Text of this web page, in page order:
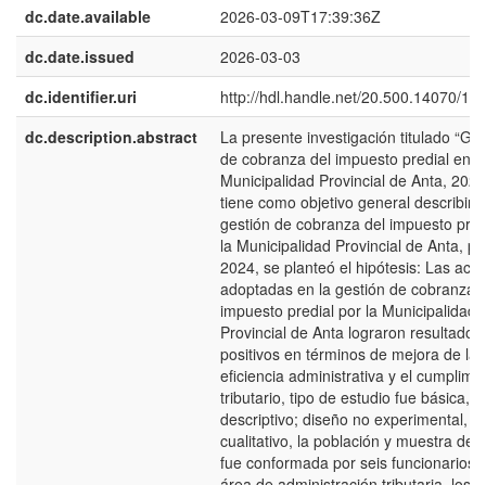
dc.date.available
2026-03-09T17:39:36Z
dc.date.issued
2026-03-03
dc.identifier.uri
http://hdl.handle.net/20.500.14070/
dc.description.abstract
La presente investigación titulado
de cobranza del impuesto predial en la
Municipalidad Provincial de Anta,
tiene como objetivo general describir
gestión de cobranza del impuesto
la Municipalidad Provincial de Anta,
2024, se planteó el hipótesis: Las
adoptadas en la gestión de cobranza
impuesto predial por la Municipalidad
Provincial de Anta lograron resultados
positivos en términos de mejora de la
eficiencia administrativa y el
tributario, tipo de estudio fue básica,
descriptivo; diseño no experimental,
cualitativo, la población y muestra de
fue conformada por seis funcionarios